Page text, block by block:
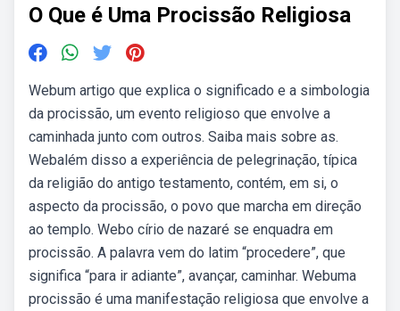
O Que é Uma Procissão Religiosa
Webum artigo que explica o significado e a simbologia
da procissão, um evento religioso que envolve a
caminhada junto com outros. Saiba mais sobre as.
Webalém disso a experiência de pelegrinação, típica
da religião do antigo testamento, contém, em si, o
aspecto da procissão, o povo que marcha em direção
ao templo. Webo círio de nazaré se enquadra em
procissão. A palavra vem do latim “procedere”, que
significa “para ir adiante”, avançar, caminhar. Webuma
procissão é uma manifestação religiosa que envolve a